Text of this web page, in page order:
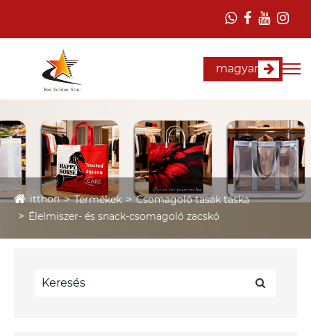
magyar
itthon Termékek
Csomagoló tasak táska
Élelmiszer- és snack-csomagoló zacskó